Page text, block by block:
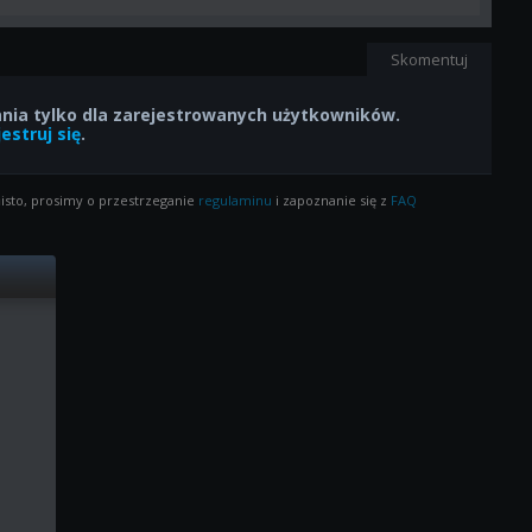
Skomentuj
tylko dla zarejestrowanych użytkowników.
się.
prosimy o przestrzeganie regulaminu i zapoznanie się z FAQ